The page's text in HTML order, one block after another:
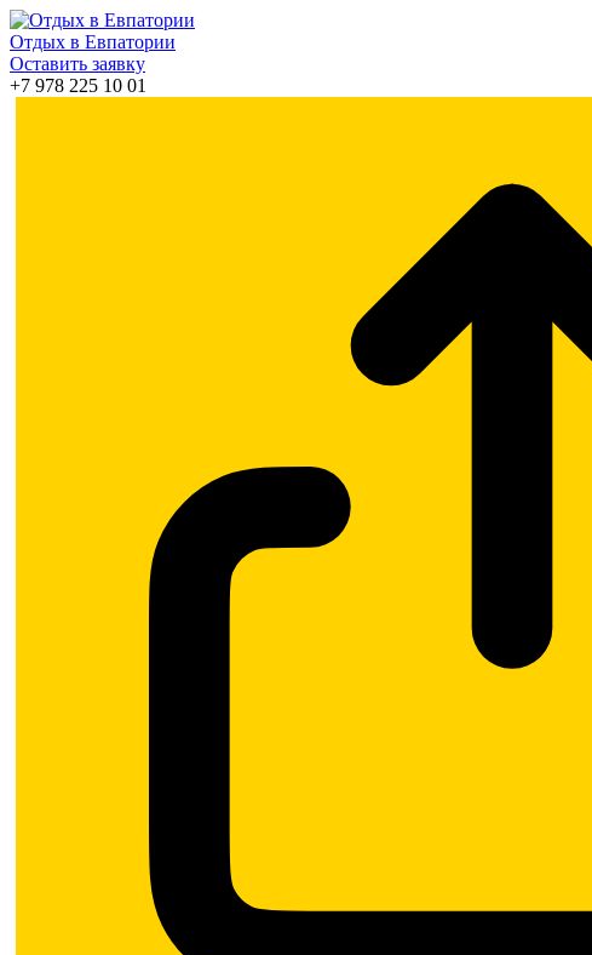
Отдых в Евпатории
Оставить заявку
+7 978 225 10 01